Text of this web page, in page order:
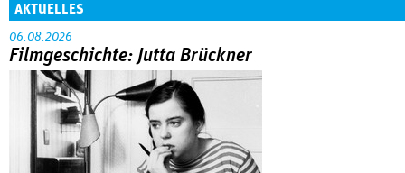
AKTUELLES
06.08.2026
Filmgeschichte: Jutta Brückner